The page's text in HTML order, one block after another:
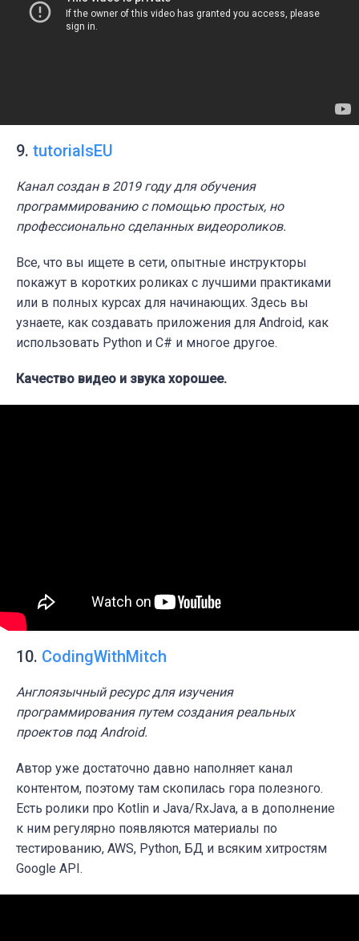
9. tutorialsEU
Канал создан в 2019 году для обучения
программированию с помощью простых, но
профессионально сделанных видеороликов.
Все, что вы ищете в сети, опытные инструкторы
покажут в коротких роликах с лучшими практиками
или в полных курсах для начинающих. Здесь вы
узнаете, как создавать приложения для Android, как
использовать Python и C# и многое другое.
Качество видео и звука хорошее.
10. CodingWithMitch
Англоязычный ресурс для изучения
программирования путем созданияреальных
проектов под Android.
Автор уже достаточно давно наполняет канал
контентом, поэтому там скопилась гора полезного.
Есть ролики про Kotlin и Java/RxJava, а в дополнение
к ним регулярно появляются материалы по
тестированию, AWS, Python, БД и всяким хитростям
Google API.